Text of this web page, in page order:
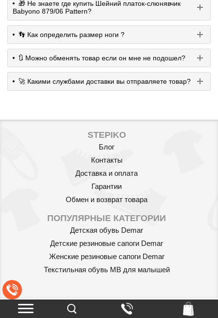
Артикул: 879/04
Шейный платок-слюнявчик
Babyono 879/04 Wow
120грн.
Артикул: 879/03
Шейный платок-слюнявчик
Babyono 879/03 So Cute
120 грн.
🎁 Не знаете где купить Шейний платок-слюнявчик
Babyono 879/06 Pattern?
👣 Как определить размер ноги ?
🔃 Можно обменять товар если он мне не подошел?
🚀 Какими службами доставки вы отправляете товар?
STEPIKO
Блог
Контакты
Доставка и оплата
Гарантии
Обмен и возврат товара
ПОПУЛЯРНЫЕ КАТЕГОРИИ
Детская обувь Demar
Детские резиновые сапоги Demar
Женские резиновые сапоги Demar
Текстильная обувь MB для малышей